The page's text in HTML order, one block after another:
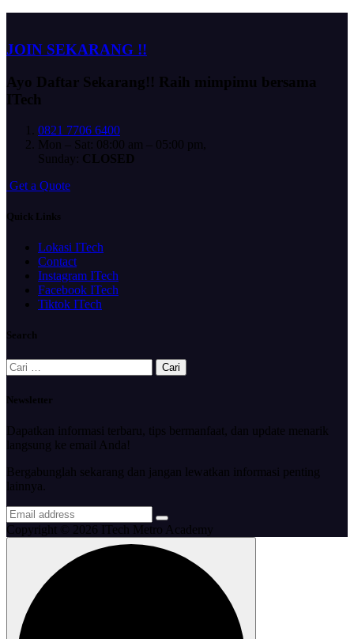
JOIN SEKARANG !!
Ayo Daftar Sekarang!! Raih mimpimu bersama
ITech
0821 7706 6400
Mon – Sat: 08:00 am – 05:00 pm,
Sunday: CLOSED
Get a Quote
Quick Links
Lokasi ITech
Contact
Instagram ITech
Facebook ITech
Tiktok ITech
Search
Cari
untuk:
Newsletter
Dapatkan informasi terbaru, tips bermanfaat, dan update menarik
langsung ke email Anda!
Bergabunglah sekarang dan jangan lewatkan informasi penting
lainnya.
Copyright © 2026 ITech Metro Academy